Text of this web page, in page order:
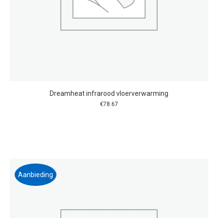
Dreamheat infrarood vloerverwarming
€78.67
Aanbieding